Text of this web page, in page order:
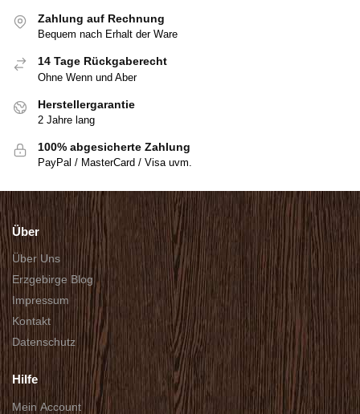
Zahlung auf Rechnung
Bequem nach Erhalt der Ware
14 Tage Rückgaberecht
Ohne Wenn und Aber
Herstellergarantie
2 Jahre lang
100% abgesicherte Zahlung
PayPal / MasterCard / Visa uvm.
Über
Über Uns
Erzgebirge Blog
Impressum
Kontakt
Datenschutz
Hilfe
Mein Account